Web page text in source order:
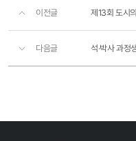
이전글 제13회 도시
다음글 석·박사 과정